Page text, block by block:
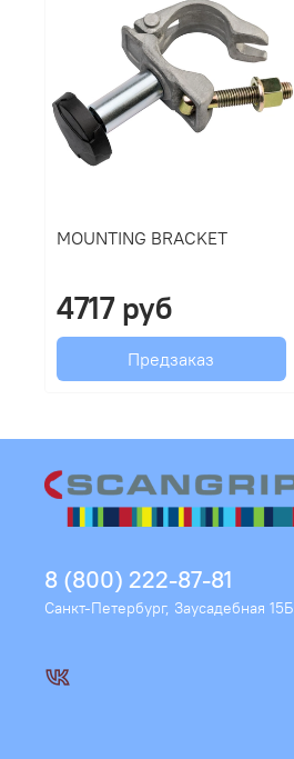
MOUNTING BRACKET
4717 руб
Предзаказ
8 (800) 222-87-81
Санкт-Петербург, Заусадебная 15Б